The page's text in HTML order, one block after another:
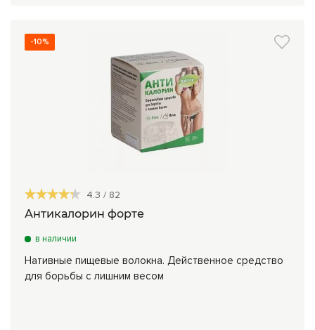
-10%
4.3 / 82
Антикалорин форте
в наличии
Нативные пищевые волокна. Действенное средство
для борьбы с лишним весом